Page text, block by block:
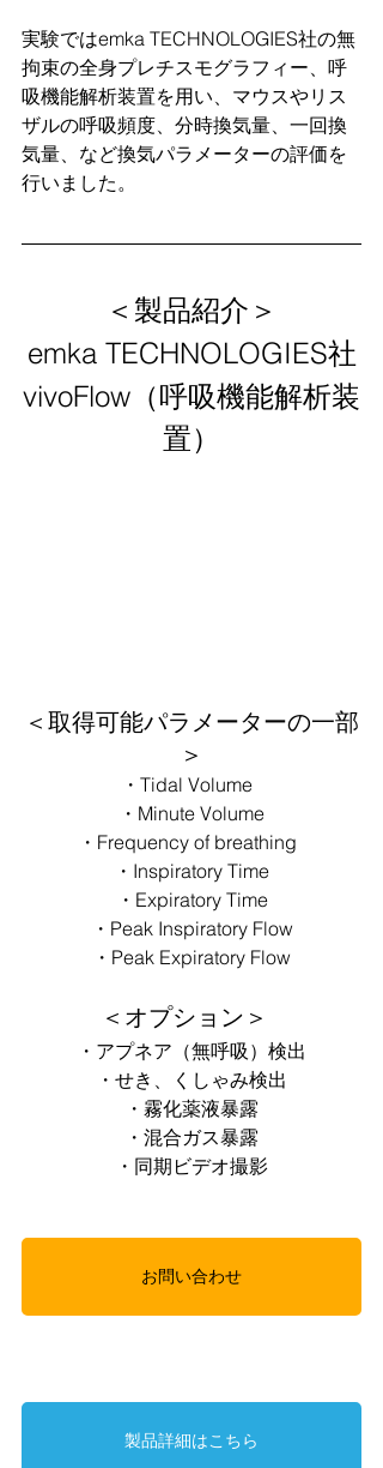
実験ではemka TECHNOLOGIES社の無
拘束の全身プレチスモグラフィー、呼
吸機能解析装置を用い、マウスやリス
ザルの呼吸頻度、分時換気量、一回換
気量、など換気パラメーターの評価を
行いました。
＜製品紹介＞
emka TECHNOLOGIES社
vivoFlow（呼吸機能解析装
置）
＜取得可能パラメーターの一部
＞
・Tidal Volume
・Minute Volume
・Frequency of breathing
・Inspiratory Time
・Expiratory Time
・Peak Inspiratory Flow
・Peak Expiratory Flow
＜オプション＞
・アプネア（無呼吸）検出
・せき、くしゃみ検出
・霧化薬液暴露
・混合ガス暴露
・同期ビデオ撮影
お問い合わせ
製品詳細はこちら